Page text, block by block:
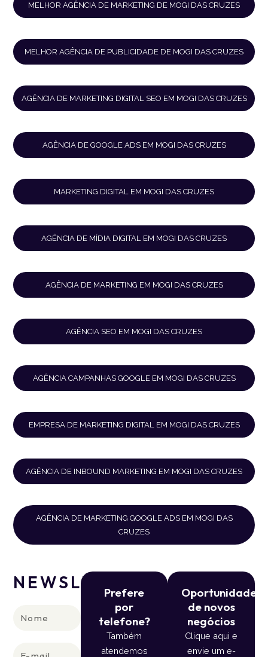
MELHOR AGÊNCIA DE MARKETING DE MOGI DAS CRUZES
MELHOR AGÊNCIA DE PUBLICIDADE DE MOGI DAS CRUZES
AGÊNCIA DE MARKETING DIGITAL SEO EM MOGI DAS CRUZES
AGÊNCIA DE GOOGLE ADS EM MOGI DAS CRUZES
MARKETING DIGITAL EM MOGI DAS CRUZES
AGÊNCIA DE MÍDIA DIGITAL EM MOGI DAS CRUZES
AGÊNCIA DE MARKETING EM MOGI DAS CRUZES
AGÊNCIA SEO EM MOGI DAS CRUZES
AGÊNCIA CAMPANHAS GOOGLE EM MOGI DAS CRUZES
EMPRESA DE MARKETING DIGITAL EM MOGI DAS CRUZES
AGÊNCIA DE INBOUND MARKETING EM MOGI DAS CRUZES
AGÊNCIA DE MARKETING GOOGLE ADS EM MOGI DAS
CRUZES
NEWSLETTER
Prefere
por
telefone?
Também
atendemos
Oportunidade
de novos
negócios
Clique aqui e
envie um e-